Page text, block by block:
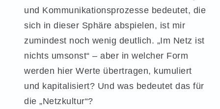
und Kommunikationsprozesse bedeutet, die
sich in dieser Sphäre abspielen, ist mir
zumindest noch wenig deutlich. „Im Netz ist
nichts umsonst“ – aber in welcher Form
werden hier Werte übertragen, kumuliert
und kapitalisiert? Und was bedeutet das für
die „Netzkultur“?